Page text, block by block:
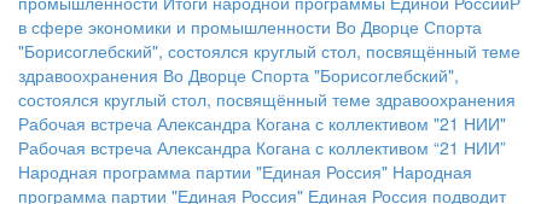
в сфере экономики и промышленности Во Дворце Спорта
"Борисоглебский", состоялся круглый стол, посвящённый теме
здравоохранения Во Дворце Спорта "Борисоглебский",
состоялся круглый стол, посвящённый теме здравоохранения
Рабочая встреча Александра Когана с коллективом "21 НИИ"
Рабочая встреча Александра Когана с коллективом “21 НИИ”
Народная программа партии "Единая Россия" Народная
программа партии "Единая Россия" Единая Россия подводит